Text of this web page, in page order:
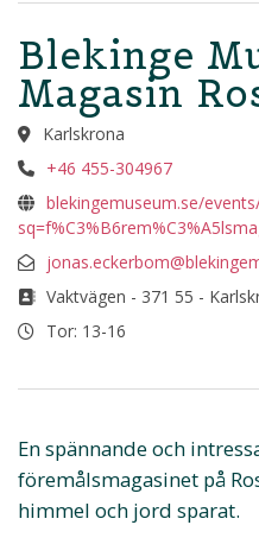
Blekinge
Magasin
Karlskrona
+46 455-304967
blekingemuseum.se/
Vaktvägen - 371 55 -
Tor: 13-16
En spännande och
föremålsmagasinet på
himmel och jord sparat.